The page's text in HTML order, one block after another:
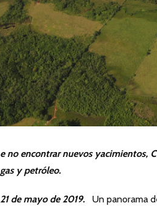
e no encontrar nuevos yacimientos,
gas y petróleo.
21 de mayo de 2019. Un panorama